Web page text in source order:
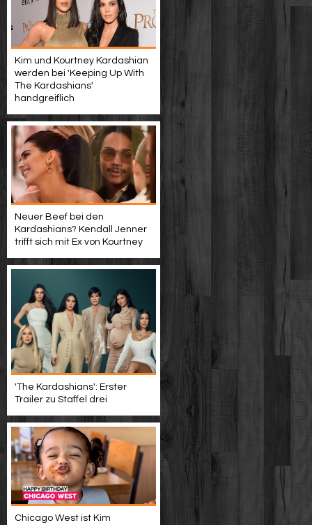
Kim und Kourtney Kardashian
werden bei 'Keeping Up With
The Kardashians'
handgreiflich
Neuer Beef bei den
Kardashians? Kendall Jenner
trifft sich mit Ex von Kourtney
'The Kardashians': Erster
Trailer zu Staffel drei
Chicago West ist Kim